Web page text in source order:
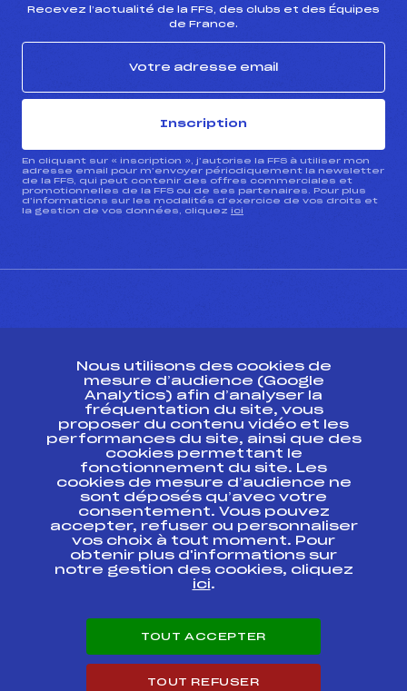
Recevez l’actualité de la FFS, des clubs et des Équipes
de France.
Inscription
En cliquant sur « inscription », j’autorise la FFS à utiliser mon
adresse email pour m’envoyer périodiquement la newsletter
de la FFS, qui peut contenir des offres commerciales et
promotionnelles de la FFS ou de ses partenaires. Pour plus
d’informations sur les modalités d’exercice de vos droits et
la gestion de vos données, cliquez ici
Ressources
Pass’Neige
Projet sportif fédéral
Projet de performance fédéral
Antidopage
Pôle Développement, Formation, Suivi
Scientifique
Listes ministérielles
Pôle vie de l’athlète
Enseignement professionnel
Carrières
Nous utilisons des cookies de
mesure d’audience (Google
Analytics) afin d’analyser la
fréquentation du site, vous
proposer du contenu vidéo et les
performances du site, ainsi que des
cookies permettant le
fonctionnement du site. Les
cookies de mesure d’audience ne
sont déposés qu’avec votre
consentement. Vous pouvez
accepter, refuser ou personnaliser
vos choix à tout moment. Pour
obtenir plus d'informations sur
notre gestion des cookies, cliquez
ici.
TOUT ACCEPTER
TOUT REFUSER